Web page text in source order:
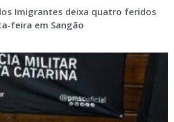
Imigrantes deixa quatro feridos
feira em Sangão